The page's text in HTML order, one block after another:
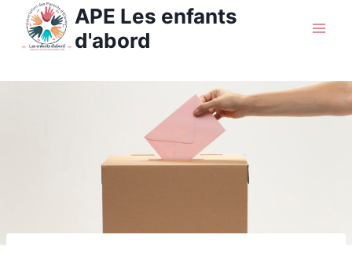
contenu
APE Les enfants
d'abord